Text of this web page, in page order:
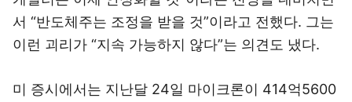
서 “반도체주는 조정을 받을 것”이라고 전했다. 그는
이런 괴리가 “지속 가능하지 않다”는 의견도 냈다.
미 증시에서는 지난달 24일 마이크론이 414억5600